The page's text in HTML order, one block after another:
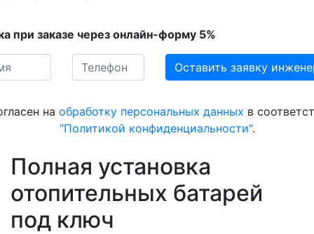
при заказе через онлайн-форму 5%
на обработку персональных данных в
"Политикой конфиденциальности".
Полная установка
отопительных батарей
под ключ